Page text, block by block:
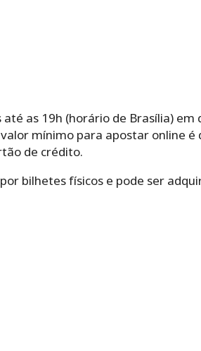
as 19h (horário de Brasília) em
mínimo para apostar online é
de crédito.
bilhetes físicos e pode ser